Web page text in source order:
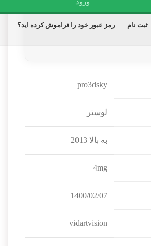
ثبت نام رمز عبور خود را فراموش کرده اید؟
pro3dsky
لوستر
به بالا 2013
4mg
1400/02/07
vidartvision